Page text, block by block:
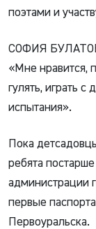
поэтами и
СОФИЯ
«Мне нравится,
гулять, играть с
испытания».
Пока
ребята
администрации
первые
Первоуральска.